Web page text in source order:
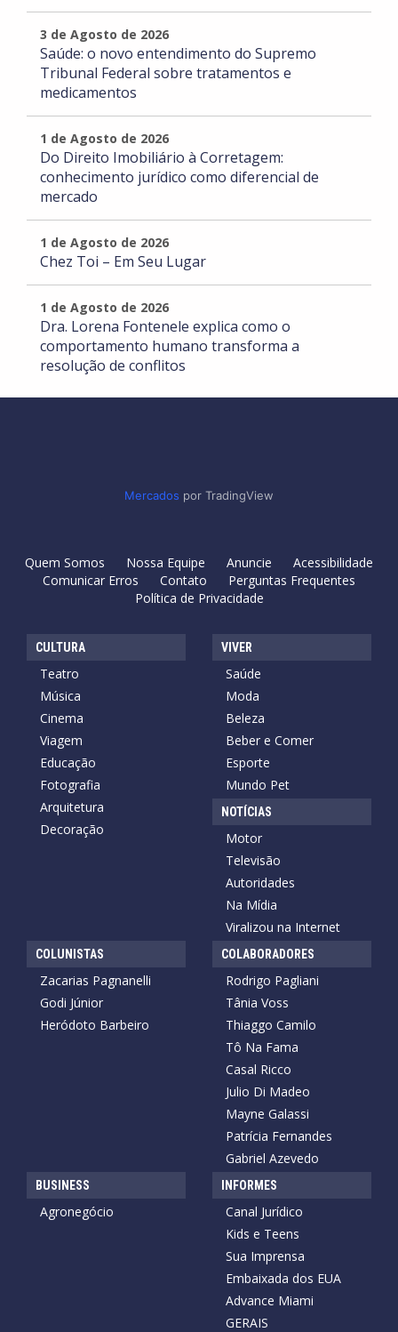
3 de Agosto de 2026
Saúde: o novo entendimento do Supremo
Tribunal Federal sobre tratamentos e
medicamentos
1 de Agosto de 2026
Do Direito Imobiliário à Corretagem:
conhecimento jurídico como diferencial de
mercado
1 de Agosto de 2026
Chez Toi – Em Seu Lugar
1 de Agosto de 2026
Dra. Lorena Fontenele explica como o
comportamento humano transforma a
resolução de conflitos
Mercados por TradingView
Quem Somos Nossa Equipe Anuncie
Acessibilidade
Comunicar Erros
Contato
Perguntas Frequentes
Política de Privacidade
CULTURA
Teatro
Música
Cinema
Viagem
Educação
Fotografia
Arquitetura
Decoração
VIVER
Saúde
Moda
Beleza
Beber e Comer
Esporte
Mundo Pet
NOTÍCIAS
Motor
Televisão
Autoridades
Na Mídia
Viralizou na Internet
COLUNISTAS
Zacarias Pagnanelli
Godi Júnior
Heródoto Barbeiro
COLABORADORES
Rodrigo Pagliani
Tânia Voss
Thiaggo Camilo
Tô Na Fama
Casal Ricco
Julio Di Madeo
Mayne Galassi
Patrícia Fernandes
Gabriel Azevedo
BUSINESS
Agronegócio
INFORMES
Canal Jurídico
Kids e Teens
Sua Imprensa
Embaixada dos EUA
Advance Miami
GERAIS